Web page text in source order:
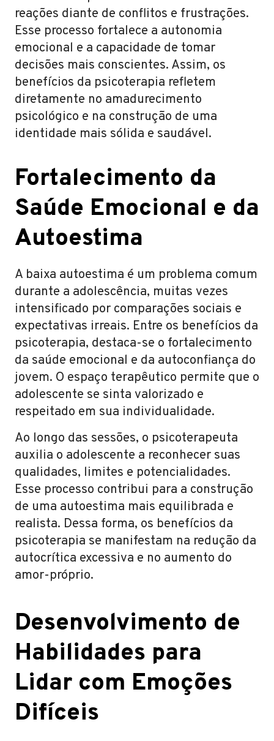
reações diante de conflitos e frustrações.
Esse processo fortalece a autonomia
emocional e a capacidade de tomar
decisões mais conscientes. Assim, os
benefícios da psicoterapia refletem
diretamente no amadurecimento
psicológico e na construção de uma
identidade mais sólida e saudável.
Fortalecimento da
Saúde Emocional e da
Autoestima
A baixa autoestima é um problema comum
durante a adolescência, muitas vezes
intensificado por comparações sociais e
expectativas irreais. Entre os benefícios da
psicoterapia, destaca-se o fortalecimento
da saúde emocional e da autoconfiança do
jovem. O espaço terapêutico permite que o
adolescente se sinta valorizado e
respeitado em sua individualidade.
Ao longo das sessões, o psicoterapeuta
auxilia o adolescente a reconhecer suas
qualidades, limites e potencialidades.
Esse processo contribui para a construção
de uma autoestima mais equilibrada e
realista. Dessa forma, os benefícios da
psicoterapia se manifestam na redução da
autocrítica excessiva e no aumento do
amor-próprio.
Desenvolvimento de
Habilidades para
Lidar com Emoções
Difíceis